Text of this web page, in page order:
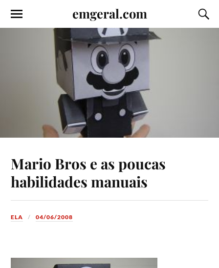
emgeral.com
Mario Bros e as poucas
habilidades manuais
ELA 04/06/2008